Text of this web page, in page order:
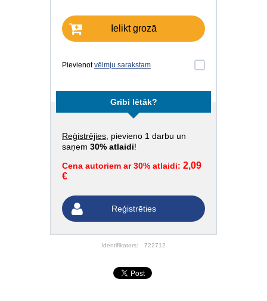
Ielikt grozā
Pievienotvēlmju sarakstam
Gribi lētāk?
Reģistrējies , pievieno 1 darbu un
saņem 30% atlaidi!
Cena autoriem ar 30% atlaidi: 2,09
€
Reģistrēties
Identifikators: 722712